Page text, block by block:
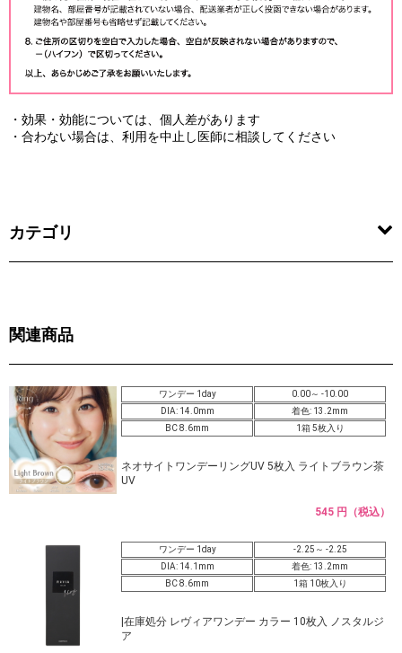
・効果・効能については、個人差があります
・合わない場合は、利用を中止し医師に相談してください
カテゴリ
関連商品
ワンデー 1day
0.00～ -10.00
DIA: 14.0mm
着色: 13.2mm
BC 8.6mm
1箱 5枚入り
ネオサイトワンデーリングUV 5枚入 ライトブラウン茶
UV
545 円（税込）
ワンデー 1day
-2.25～ -2.25
DIA: 14.1mm
着色: 13.2mm
BC 8.6mm
1箱 10枚入り
|在庫処分 レヴィアワンデー カラー 10枚入 ノスタルジ
ア